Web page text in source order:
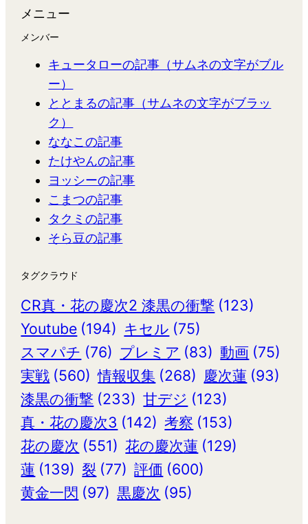
メニュー
メンバー
キュータローの記事（サムネの文字がブル
ー）
ととまるの記事（サムネの文字がブラッ
ク）
ななこの記事
たけやんの記事
ヨッシーの記事
こまつの記事
タクミの記事
そら豆の記事
タグクラウド
CR真・花の慶次2 漆黒の衝撃 (123)
Youtube (194) キセル (75)
スマパチ (76) プレミア (83) 動画 (75)
実戦 (560) 情報収集 (268) 慶次蓮 (93)
漆黒の衝撃 (233) 甘デジ (123)
真・花の慶次3 (142) 考察 (153)
花の慶次 (551) 花の慶次蓮 (129)
蓮 (139) 裂 (77) 評価 (600)
黄金一閃 (97) 黒慶次 (95)